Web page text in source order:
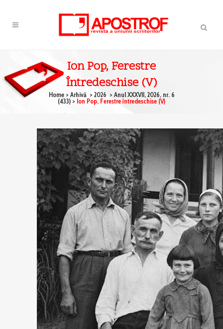
Ion Pop, Ferestre
Întredeschise (V)
Home> Arhivă > 2026 > Anul XXXVII, 2026, nr. 6
(433) > Ion Pop, Ferestre întredeschise (V)